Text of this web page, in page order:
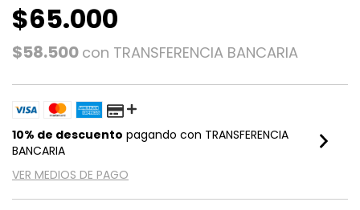
$65.000
$58.500 con TRANSFERENCIA BANCARIA
10% de descuento pagando con TRANSFERENCIA
BANCARIA
VER MEDIOS DE PAGO